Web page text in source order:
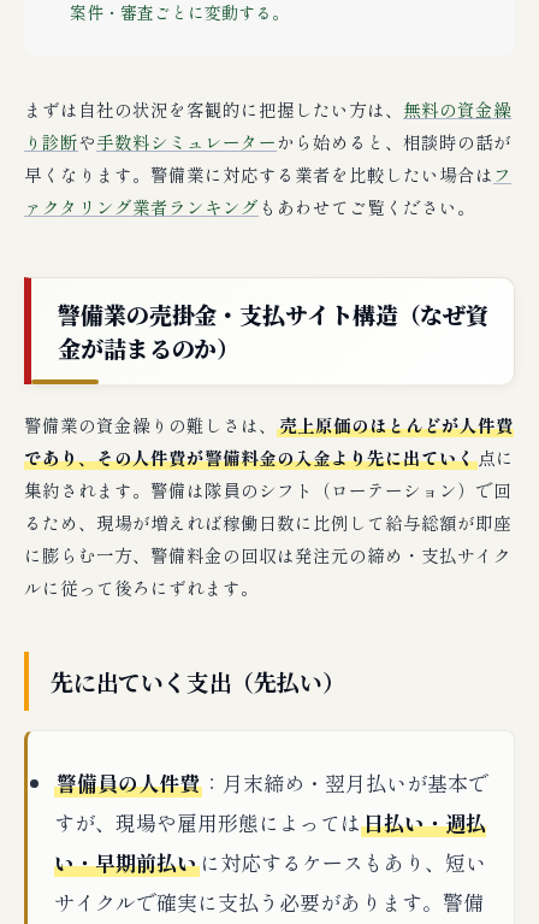
案件・審査ごとに変動する。
まずは自社の状況を客観的に把握したい方は、 無料の資金繰
り診断や手数料シミュレーターから始めると、相談時の話が
早くなります。警備業に対応する業者を比較したい場合は フ
ァクタリング業者ランキング もあわせてご覧ください。
警備業の売掛金・支払サイト構造（なぜ資
金が詰まるのか）
警備業の資金繰りの難しさは、 売上原価のほとんどが人件費
であり、その人件費が警備料金の入金より先に出ていく点に
集約されます。警備は隊員のシフト（ローテーション）で回
るため、現場が増えれば稼働日数に比例して給与総額が即座
に膨らむ一方、警備料金の回収は発注元の締め・支払サイク
ルに従って後ろにずれます。
先に出ていく支出（先払い）
警備員の人件費 ：月末締め・翌月払いが基本で
すが、現場や雇用形態によっては日払い・週払
い・早期前払いに対応するケースもあり、短い
サイクルで確実に支払う必要があります。警備